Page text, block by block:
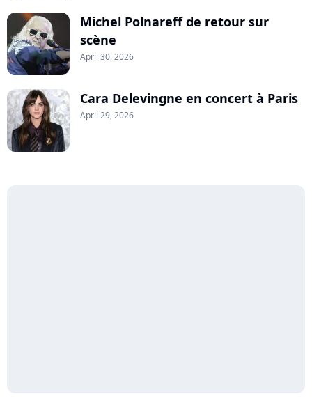
Michel Polnareff de retour sur
scène
April 30, 2026
Cara Delevingne en concert à Paris
April 29, 2026